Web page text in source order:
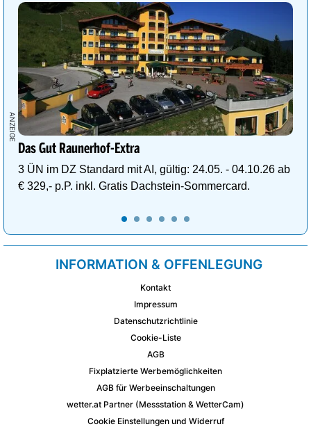
Das Gut Raunerhof-Extra
3 ÜN im DZ Standard mit AI, gültig: 24.05. - 04.10.26 ab
€ 329,- p.P. inkl. Gratis Dachstein-Sommercard.
INFORMATION & OFFENLEGUNG
Kontakt
Impressum
Datenschutzrichtlinie
Cookie-Liste
AGB
Fixplatzierte Werbemöglichkeiten
AGB für Werbeeinschaltungen
wetter.at Partner (Messstation & WetterCam)
Cookie Einstellungen und Widerruf